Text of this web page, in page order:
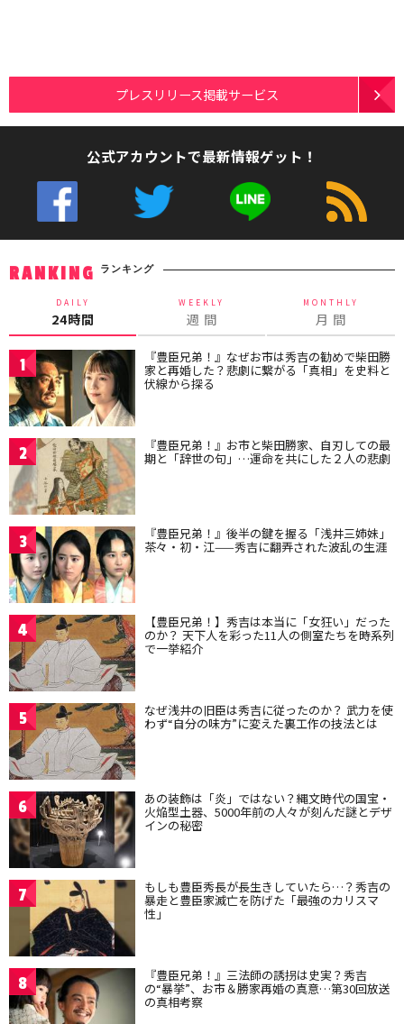
プレスリリース掲載サービス
公式アカウントで最新情報ゲット！
RANKING ランキング
DAILY
24時間
WEEKLY
週 間
MONTHLY
月 間
1 『豊臣兄弟！』なぜお市は秀吉の勧めで柴田勝
家と再婚した？悲劇に繋がる「真相」を史料と
伏線から探る
2 『豊臣兄弟！』お市と柴田勝家、自刃しての最
期と「辞世の句」…運命を共にした２人の悲劇
3 『豊臣兄弟！』後半の鍵を握る「浅井三姉妹」
茶々・初・江——秀吉に翻弄された波乱の生涯
4 【豊臣兄弟！】秀吉は本当に「女狂い」だった
のか？ 天下人を彩った11人の側室たちを時系列
で一挙紹介
5 なぜ浅井の旧臣は秀吉に従ったのか？ 武力を使
わず“自分の味方”に変えた裏工作の技法とは
6 あの装飾は「炎」ではない？縄文時代の国宝・
火焔型土器、5000年前の人々が刻んだ謎とデザ
インの秘密
7 もしも豊臣秀長が長生きしていたら…？秀吉の
暴走と豊臣家滅亡を防げた「最強のカリスマ
性」
8 『豊臣兄弟！』三法師の誘拐は史実？秀吉
の“暴挙”、お市＆勝家再婚の真意…第30回放送
の真相考察